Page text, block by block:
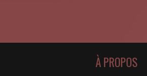
À PROPOS